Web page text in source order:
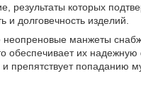
результаты которых
и долговечность изделий.
неопреновые манжеты
обеспечивает их
и препятствует попаданию